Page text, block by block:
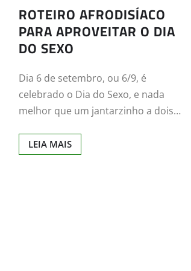
ROTEIRO AFRODISÍACO
PARA APROVEITAR O DIA
DO SEXO
Dia 6 de setembro, ou 6/9, é
celebrado o Dia do Sexo, e nada
melhor que um jantarzinho a dois…
LEIA MAIS